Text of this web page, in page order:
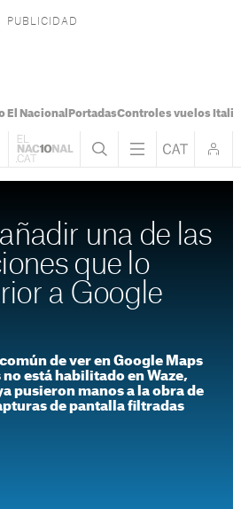
El Nacional PortadasControles vuelos Italia
una de las
que lo
a Google
de ver en Google Maps
está habilitado en Waze,
pusieron manos a la obra de
de pantalla filtradas